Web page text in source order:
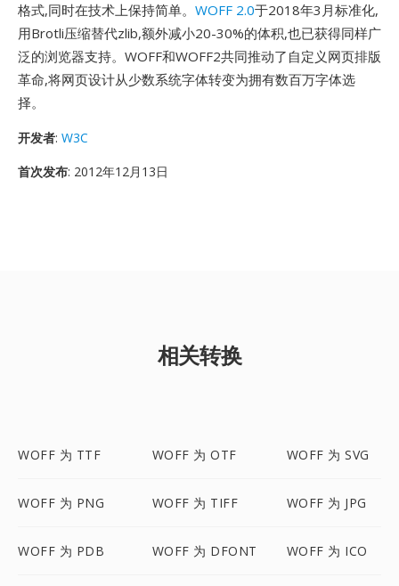
格式,同时在技术上保持简单。 WOFF 2.0于2018年3月标准化,
用Brotli压缩替代zlib,额外减小20-30%的体积,也已获得同样广
泛的浏览器支持。WOFF和WOFF2共同推动了自定义网页排版
革命,将网页设计从少数系统字体转变为拥有数百万字体选
择。
开发者: W3C
首次发布: 2012年12月13日
相关转换
WOFF 为 TTF WOFF 为 OTF WOFF 为 SVG
WOFF 为 PNG WOFF 为 TIFF WOFF 为 JPG
WOFF 为 PDB WOFF 为 DFONT WOFF 为 ICO